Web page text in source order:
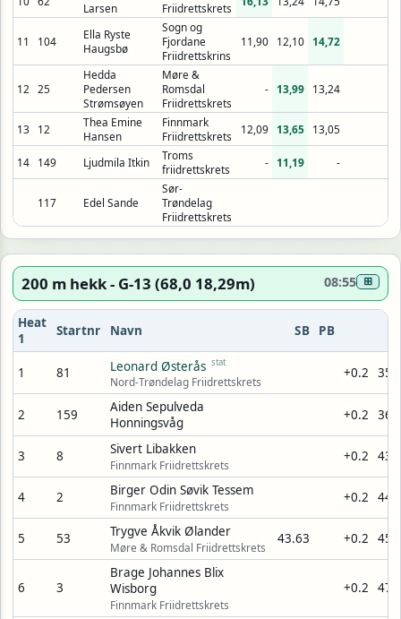
Larsen
Friidrettskrets
11 104
Ella Ryste
Haugsbø
Sogn og
Fjordane
Friidrettskrins
11,90 12,10 14,72
12 25
Hedda
Pedersen
Strømsøyen
Møre &
Romsdal
Friidrettskrets
- 13,99 13,24
13 12
Thea Emine
Hansen
Finnmark
Friidrettskrets
12,09 13,65 13,05
14 149 Ljudmila Itkin
Troms
friidrettskrets
- 11,19 -
117 Edel Sande
Sør-
Trøndelag
Friidrettskrets
200 m hekk - G-13 (68,0 18,29m) 08:55 ⊞
Heat
1
Startnr Navn SB PB
1 81 Leonard Østerås stat
Nord-Trøndelag Friidrettskrets
+0.2
2 159
Aiden Sepulveda
Honningsvåg
+0.2
3 8 Sivert Libakken
Finnmark Friidrettskrets
+0.2
4 2 Birger Odin Søvik Tessem
Finnmark Friidrettskrets
+0.2
5 53 Trygve Åkvik Ølander
Møre & Romsdal Friidrettskrets
43.63 +0.2
6 3
Brage Johannes Blix
Wisborg
Finnmark Friidrettskrets
+0.2